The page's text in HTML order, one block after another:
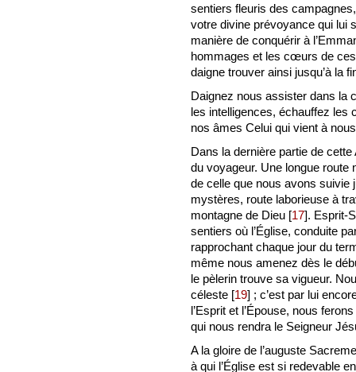
sentiers fleuris des
votre divine prévoyance qui lui
manière de conquérir à
hommages et les cœurs de
daigne trouver ainsi jusqu’à la
Daignez nous assister dans la
les intelligences, échauffez
nos âmes Celui qui vient à
Dans la dernière partie de cette
du voyageur. Une longue route
de celle que nous avons suivie
mystères, route laborieuse à
montagne de Dieu [17]. Esprit-
sentiers où l’Église, conduite
rapprochant chaque jour du
même nous amenez dès le
le pèlerin trouve sa vigueur.
céleste [19] ; c’est par lui
l’Esprit et l’Épouse, nous
qui nous rendra le Seigneur
A la gloire de l’auguste
à qui l’Église est si redevable